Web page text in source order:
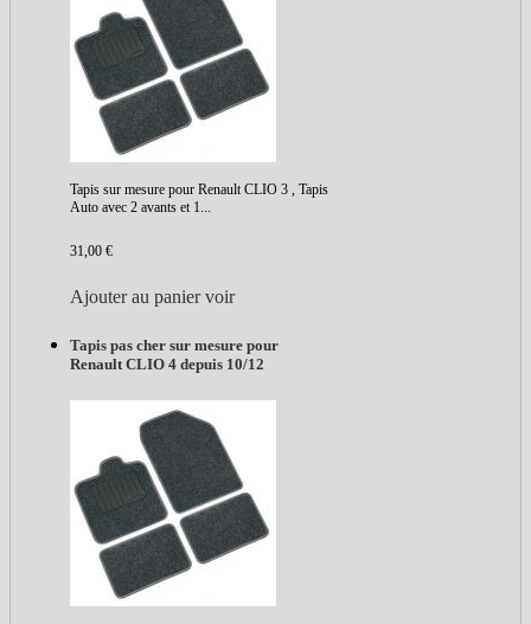
Tapis sur mesure pour Renault CLIO 3 , Tapis
Auto avec 2 avants et 1...
31,00 €
Ajouter au panier voir
Tapis pas cher sur mesure pour
Renault CLIO 4 depuis 10/12